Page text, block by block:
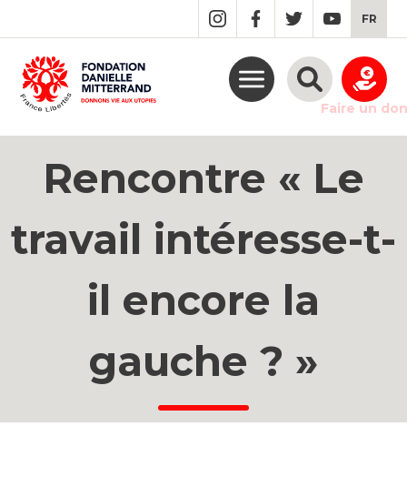
MAIN
CONTENT
FR
Faire un don
Rencontre « Le
travail intéresse-t-
il encore la
gauche ? »